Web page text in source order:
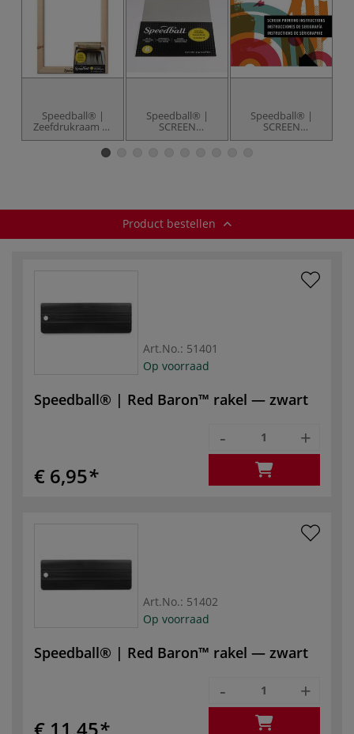
Speedball® |
Zeefdrukraam —
110
monofilament
Speedball® |
SCREEN
PRINTING inkjet
Speedball® |
SCREEN
PRINTING
Product bestellen
Art.No.: 51401
Op voorraad
Speedball® | Red Baron™ rakel — zwart
€ 6,95
- +
Art.No.: 51402
Op voorraad
Speedball® | Red Baron™ rakel — zwart
€ 11,45
- +